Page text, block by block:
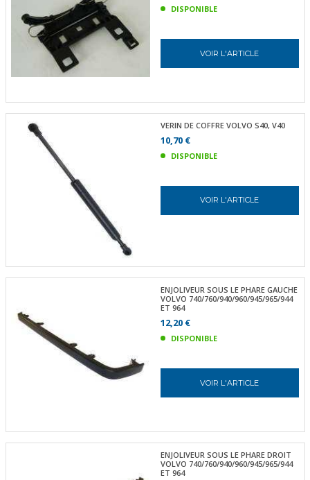
DISPONIBLE
VOIR L'ARTICLE
VERIN DE COFFRE VOLVO S40, V40
10,70 €
DISPONIBLE
VOIR L'ARTICLE
ENJOLIVEUR SOUS LE PHARE GAUCHE
VOLVO 740/760/940/960/945/965/944
ET 964
12,20 €
DISPONIBLE
VOIR L'ARTICLE
ENJOLIVEUR SOUS LE PHARE DROIT
VOLVO 740/760/940/960/945/965/944
ET 964